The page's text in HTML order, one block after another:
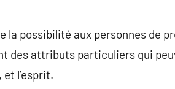
la possibilité aux personnes de
des attributs particuliers qui
l’esprit.